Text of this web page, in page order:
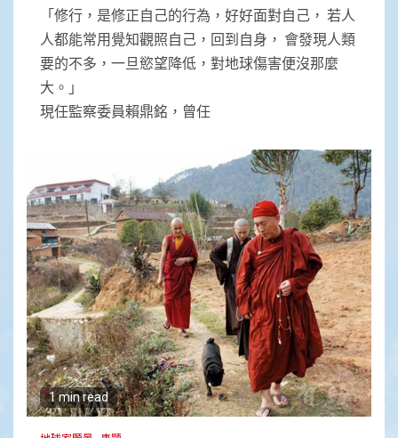
「修行，是修正自己的行為，好好面對自己， 若人
人都能常用覺知觀照自己，回到自身， 會發現人類
要的不多，一旦慾望降低，對地球傷害便沒那麼
大。」
現任監察委員賴鼎銘，曾任
1 min read